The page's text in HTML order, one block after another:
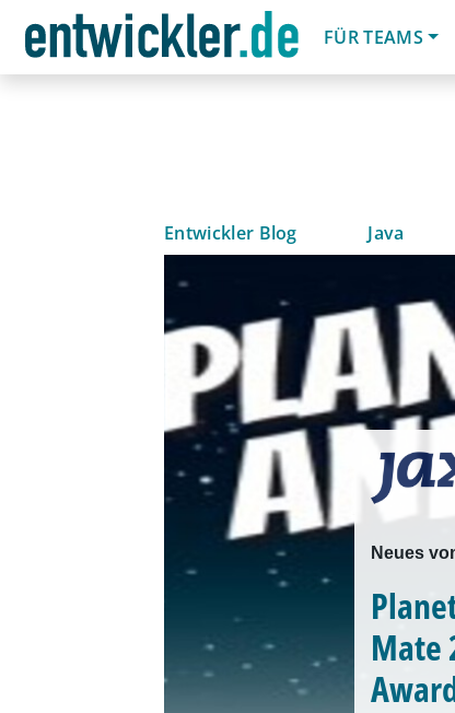
FÜR TEAMS
Entwickler Blog Java
Neues
Mate